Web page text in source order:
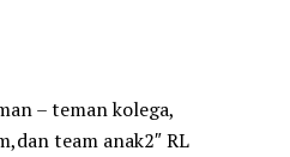
– teman kolega,
team anak2″ RL